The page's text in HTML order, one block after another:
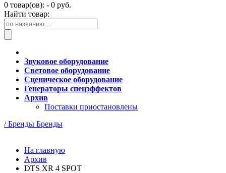
0 товар(ов): - 0 руб.
Найти товар:
Звуковое оборудование
Световое оборудование
Сценическое оборудование
Генераторы спецэффектов
Архив
Поставки приостановлены
/ Бренды Бренды
На главную
Архив
DTS XR 4 SPOT